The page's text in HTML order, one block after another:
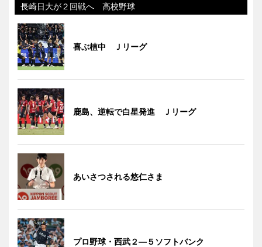
長崎日大が２回戦へ 高校野球
喜ぶ植中 Ｊリーグ
鹿島、逆転で白星発進 Ｊリーグ
あいさつされる悠仁さま
プロ野球・西武２―５ソフトバンク